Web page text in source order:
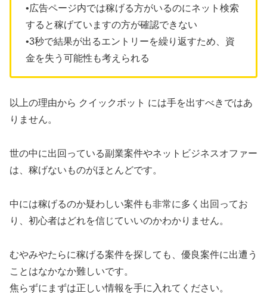
•広告ページ内では稼げる方がいるのにネット検索
すると稼げていますの方が確認できない
•3秒で結果が出るエントリーを繰り返すため、資
金を失う可能性も考えられる
以上の理由から クイックボット には手を出すべきではあ
りません。
世の中に出回っている副業案件やネットビジネスオファー
は、稼げないものがほとんどです。
中には稼げるのか疑わしい案件も非常に多く出回ってお
り、初心者はどれを信じていいのかわかりません。
むやみやたらに稼げる案件を探しても、優良案件に出遭う
ことはなかなか難しいです。
焦らずにまずは正しい情報を手に入れてください。